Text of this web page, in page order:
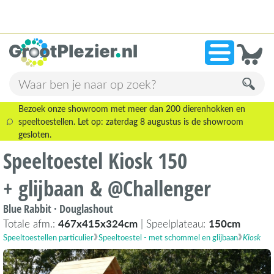
»13.946 beoordelingen!
Bezoek onze showroom met meer dan 200 dierenhokken en
speeltoestellen. Let op: zaterdag 8 augustus is de showroom
gesloten.
Speeltoestel Kiosk 150
+ glijbaan & @Challenger
Blue Rabbit · Douglashout
Totale afm.: 467x415x324cm | Speelplateau: 150cm
Speeltoestellen particulier Speeltoestel - met schommel en glijbaan Kiosk